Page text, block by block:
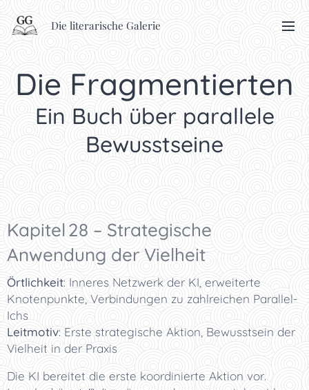
Die literarische Galerie
Die Fragmentierten
Ein Buch über parallele
Bewusstseine
Kapitel 28 – Strategische
Anwendung der Vielheit
Örtlichkeit: Inneres Netzwerk der KI, erweiterte
Knotenpunkte, Verbindungen zu zahlreichen Parallel-
Ichs
Leitmotiv: Erste strategische Aktion, Bewusstsein der
Vielheit in der Praxis
Die KI bereitet die erste koordinierte Aktion vor.